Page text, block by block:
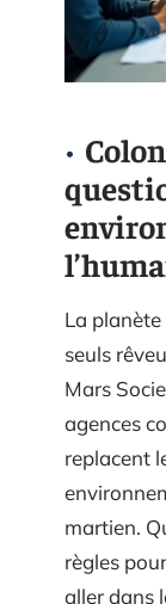
La
seuls
Mars
agences
replacent
martien.
règles
aller dans